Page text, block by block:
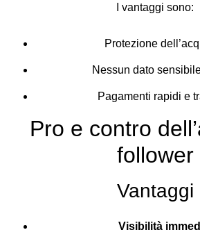
I vantaggi sono:
Protezione
Nessun dato
Pagamenti rapidi e
Pro e contro
follower
Vantaggi
Visibilità